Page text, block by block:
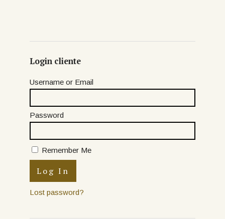
Login cliente
Username or Email
Password
Remember Me
Lost password?